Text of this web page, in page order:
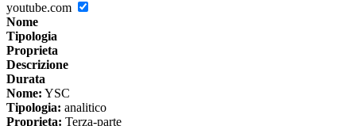
youtube.com
Nome
Tipologia
Proprieta
Descrizione
Durata
Nome: YSC
Tipologia: analitico
Proprieta: Terza-parte